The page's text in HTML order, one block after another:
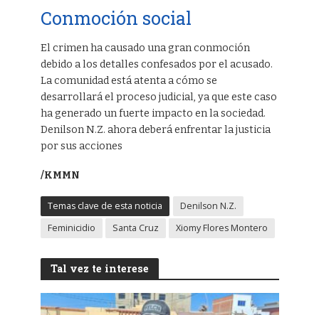
Conmoción social
El crimen ha causado una gran conmoción
debido a los detalles confesados por el acusado.
La comunidad está atenta a cómo se
desarrollará el proceso judicial, ya que este caso
ha generado un fuerte impacto en la sociedad.
Denilson N.Z. ahora deberá enfrentar la justicia
por sus acciones
/KMMN
Temas clave de esta noticia
Denilson N.Z.
Feminicidio
Santa Cruz Xiomy Flores Montero
Tal vez te interese